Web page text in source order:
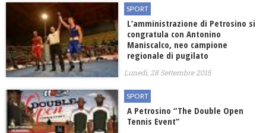
SPORT
L’amministrazione di Petrosino si
congratula con Antonino
Maniscalco, neo campione
regionale di pugilato
Lunedì, 28 Settembre 2015
SPORT
A Petrosino “The Double Open
Tennis Event”